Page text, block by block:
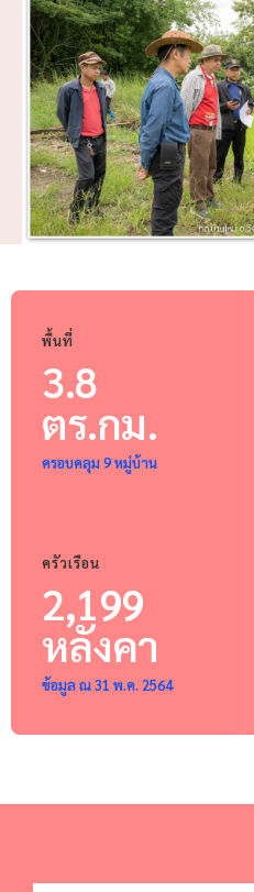
พื้นที่
3.8
ตร.กม.
ครอบคลุม 9 หมู่บ้าน
ครัวเรือน
2,199
หลังคา
ข้อมูล ณ 31 พ.ค. 2564